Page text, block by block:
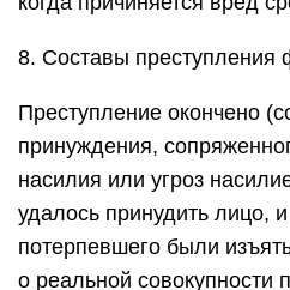
8. Составы преступления
Преступление окончено
принуждения,
насилия или угроз
удалось принудить лицо,
потерпевшего были
о реальной совокупности